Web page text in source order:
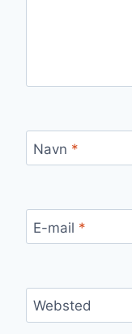
Navn *
E-mail *
Websted